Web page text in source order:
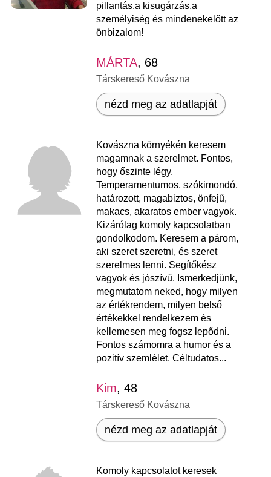
pillantás,a kisugárzás,a
személyiség és mindenekelőtt az
önbizalom!
MÁRTA, 68
Társkereső Kovászna
nézd meg az adatlapját
Kovászna környékén keresem
magamnak a szerelmet. Fontos,
hogy őszinte légy.
Temperamentumos, szókimondó,
határozott, magabiztos, önfejű,
makacs, akaratos ember vagyok.
Kizárólag komoly kapcsolatban
gondolkodom. Keresem a párom,
aki szeret szeretni, és szeret
szerelmes lenni. Segítőkész
vagyok és jószívű. Ismerkedjünk,
megmutatom neked, hogy milyen
az értékrendem, milyen belső
értékekkel rendelkezem és
kellemesen meg fogsz lepődni.
Fontos számomra a humor és a
pozitív szemlélet. Céltudatos...
Kim, 48
Társkereső Kovászna
nézd meg az adatlapját
Komoly kapcsolatot keresek